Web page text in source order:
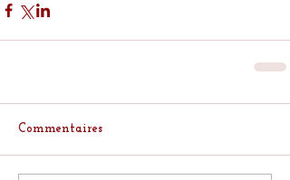
Commentaires